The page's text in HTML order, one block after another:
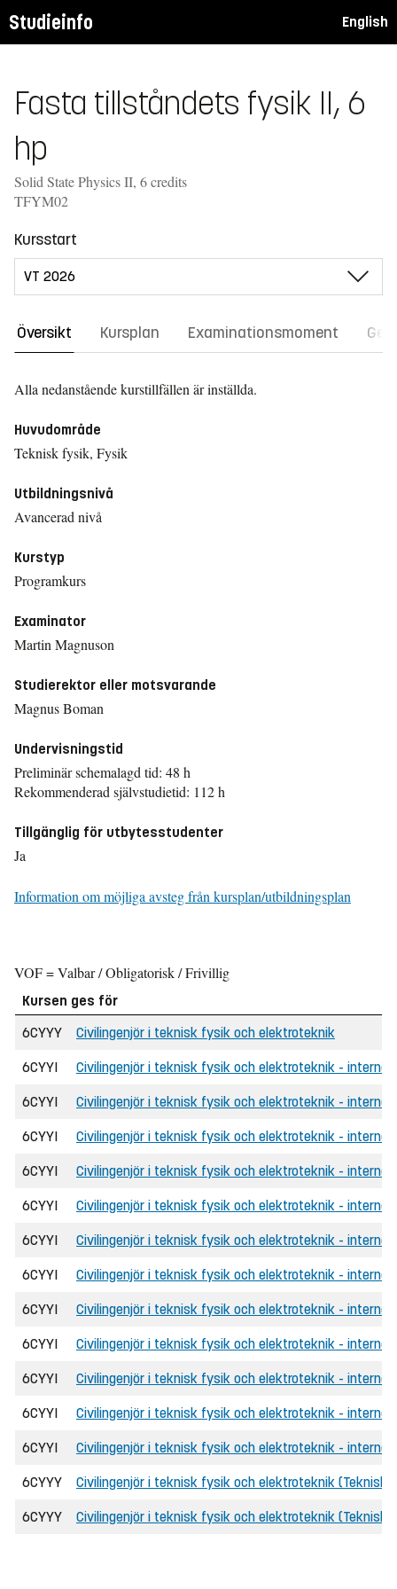
Studieinfo English
Fasta tillståndets fysik II, 6
hp
Solid State Physics II, 6 credits
TFYM02
Kursstart
Översikt Kursplan Examinationsmoment
Alla nedanstående kurstillfällen är inställda.
Huvudområde
Teknisk fysik, Fysik
Utbildningsnivå
Avancerad nivå
Kurstyp
Programkurs
Examinator
Martin Magnuson
Studierektor eller motsvarande
Magnus Boman
Undervisningstid
Preliminär schemalagd tid: 48 h
Rekommenderad självstudietid: 112 h
Tillgänglig för utbytesstudenter
Ja
Information om möjliga avsteg från kursplan/utbildningsplan
VOF = Valbar / Obligatorisk / Frivillig
Kursen ges för
6CYYY
Civilingenjör i teknisk fysik och elektroteknik
6CYYI Civilingenjör i teknisk fysik och elektroteknik -
6CYYI Civilingenjör i teknisk fysik och elektroteknik -
6CYYI Civilingenjör i teknisk fysik och elektroteknik -
6CYYI Civilingenjör i teknisk fysik och elektroteknik -
6CYYI Civilingenjör i teknisk fysik och elektroteknik -
6CYYI Civilingenjör i teknisk fysik och elektroteknik -
6CYYI Civilingenjör i teknisk fysik och elektroteknik -
6CYYI Civilingenjör i teknisk fysik och elektroteknik -
6CYYI Civilingenjör i teknisk fysik och elektroteknik -
6CYYI Civilingenjör i teknisk fysik och elektroteknik -
6CYYI Civilingenjör i teknisk fysik och elektroteknik -
6CYYI Civilingenjör i teknisk fysik och elektroteknik -
6CYYY Civilingenjör i teknisk fysik och elektroteknik
6CYYY Civilingenjör i teknisk fysik och elektroteknik (Teknisk